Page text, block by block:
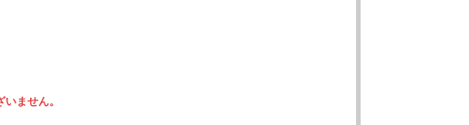
ません。